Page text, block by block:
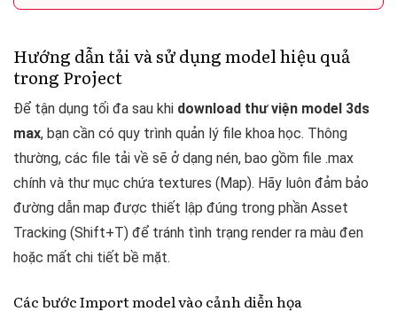
Hướng dẫn tải và sử dụng model hiệu quả
trong Project
Để tận dụng tối đa sau khi download thư viện model 3ds
max, bạn cần có quy trình quản lý file khoa học. Thông
thường, các file tải về sẽ ở dạng nén, bao gồm file .max
chính và thư mục chứa textures (Map). Hãy luôn đảm bảo
đường dẫn map được thiết lập đúng trong phần Asset
Tracking (Shift+T) để tránh tình trạng render ra màu đen
hoặc mất chi tiết bề mặt.
Các bước Import model vào cảnh diễn họa